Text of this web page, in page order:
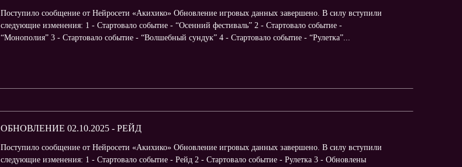
HIT
Поступило сообщение от Нейросети «Акихико» Обновление игровых данных завершено. В силу вступили
следующие изменения: 1 - Стартовало событие - “Осенний фестиваль” 2 - Стартовало событие -
“Монополия” 3 - Стартовало событие - “Волшебный сундук” 4 - Стартовало событие - “Рулетка”...
ОБНОВЛЕНИЕ 02.10.2025 - РЕЙД
Поступило сообщение от Нейросети «Акихико» Обновление игровых данных завершено. В силу вступили
следующие изменения: 1 - Стартовало событие - Рейд 2 - Стартовало событие - Рулетка 3 - Обновлены